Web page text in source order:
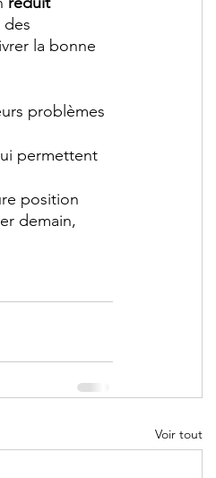
des
la bonne
problèmes
permettent
position
demain,
Voir tout